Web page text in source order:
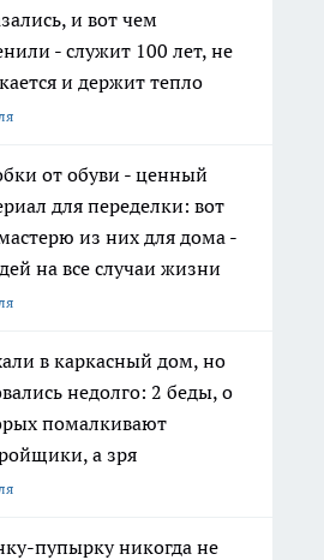
и вот чем
- служит 100 лет, не
и держит тепло
от обуви - ценный
для переделки: вот
из них для дома -
на все случаи жизни
в каркасный дом, но
недолго: 2 беды, о
помалкивают
а зря
пупырку никогда не